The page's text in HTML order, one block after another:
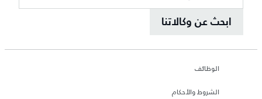
ابحث عن وكالاتنا
الوظائف
الشروط والأحكام